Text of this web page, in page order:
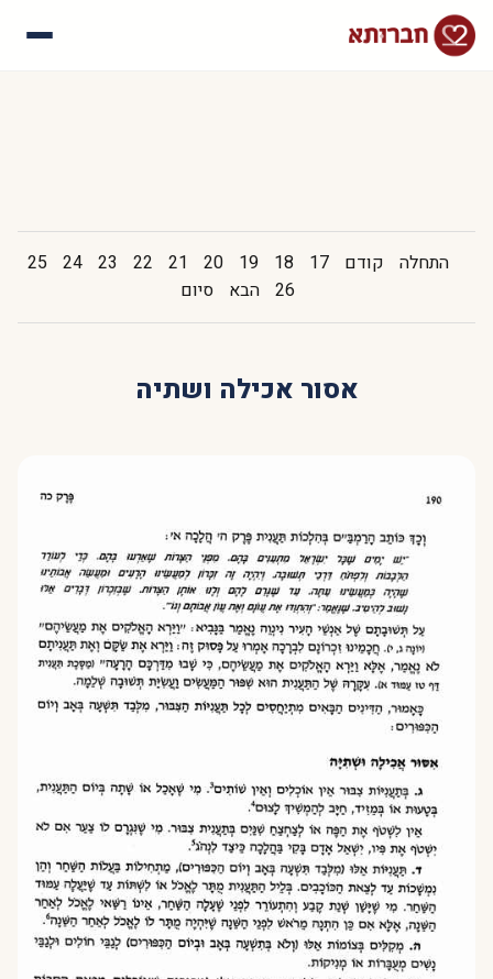
התחלה קודם 17
18
19
20
21
22
23
24
25
26 הבא סיום
אסור אכילה ושתיה